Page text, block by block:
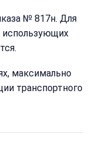
№ 817н. Для
использующих
максимально
транспортного